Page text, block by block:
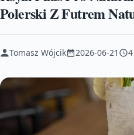
Polerski Z Futrem
Tomasz Wójcik 2026-06-21